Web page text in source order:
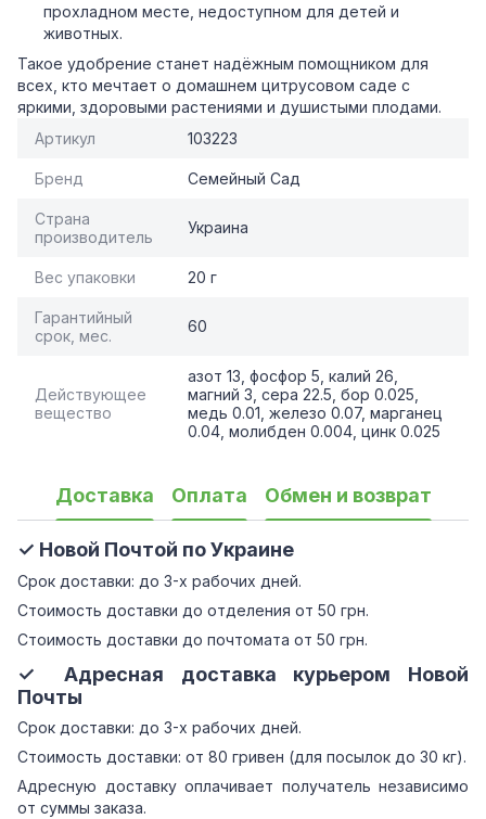
прохладном месте, недоступном для детей и
животных.
Такое удобрение станет надёжным помощником для
всех, кто мечтает о домашнем цитрусовом саде с
яркими, здоровыми растениями и душистыми плодами.
Артикул
103223
Бренд Семейный Сад
Страна
производитель
Украина
Вес упаковки 20 г
Гарантийный
срок, мес.
60
Действующее
вещество
азот 13, фосфор 5, калий 26,
магний 3, сера 22.5, бор 0.025,
медь 0.01, железо 0.07, марганец
0.04, молибден 0.004, цинк 0.025
Доставка Оплата Обмен и возврат
✓ Новой Почтой по Украине
Срок доставки: до 3-х рабочих дней.
Стоимость доставки до отделения от 50 грн.
Стоимость доставки до почтомата от 50 грн.
✓ Адресная доставка курьером Новой
Почты
Срок доставки: до 3-х рабочих дней.
Стоимость доставки: от 80 гривен (для посылок до 30 кг).
Адресную доставку оплачивает получатель независимо
от суммы заказа.